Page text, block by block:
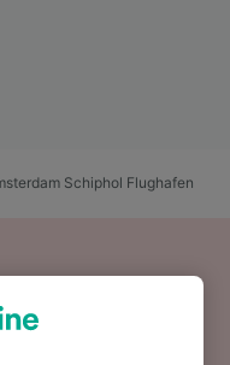
Schiphol Flughafen
Amsterdam
Sie den